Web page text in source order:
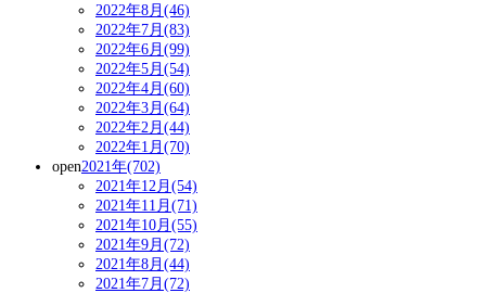
2022年8月(46)
2022年7月(83)
2022年6月(99)
2022年5月(54)
2022年4月(60)
2022年3月(64)
2022年2月(44)
2022年1月(70)
open2021年(702)
2021年12月(54)
2021年11月(71)
2021年10月(55)
2021年9月(72)
2021年8月(44)
2021年7月(72)